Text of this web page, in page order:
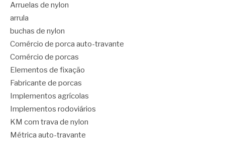
Arruelas de nylon
arrula
buchas de nylon
Comércio de porca auto-travante
Comércio de porcas
Elementos de fixação
Fabricante de porcas
Implementos agrícolas
Implementos rodoviários
KM com trava de nylon
Métrica auto-travante